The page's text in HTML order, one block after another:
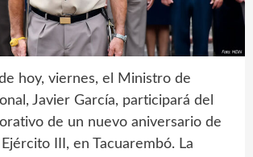
hoy, viernes, el Ministro de
Javier García, participará del
de un nuevo aniversario de
III, en Tacuarembó. La